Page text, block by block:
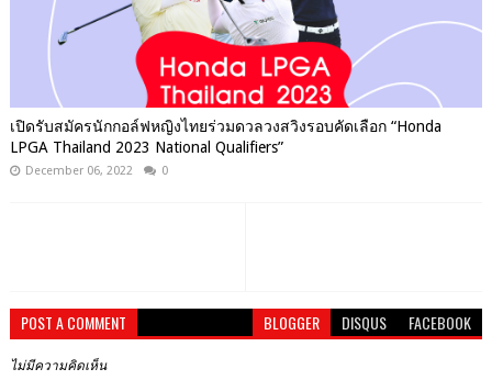
เปิดรับสมัครนักกอล์ฟหญิงไทยร่วมดวลวงสวิงรอบคัดเลือก “Honda
LPGA Thailand 2023 National Qualifiers”
December 06, 2022 0
POST A COMMENT BLOGGER DISQUS FACEBOOK
ไม่มีความคิดเห็น